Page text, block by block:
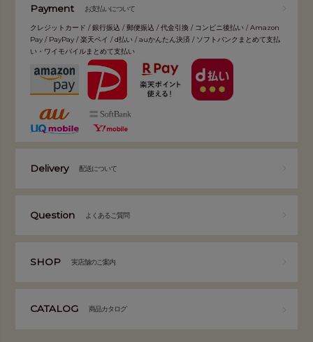
Payment お支払いについて
クレジットカード / 銀行振込 / 郵便振込 / 代金引換 / コンビニ後払い / Amazon
Pay / PayPay / 楽天ペイ / d払い / auかんたん決済 / ソフトバンクまとめて支払
い・ワイモバイルまとめて支払い
Delivery 配送について
Question よくあるご質問
SHOP 実店舗のご案内
CATALOG 商品カタログ